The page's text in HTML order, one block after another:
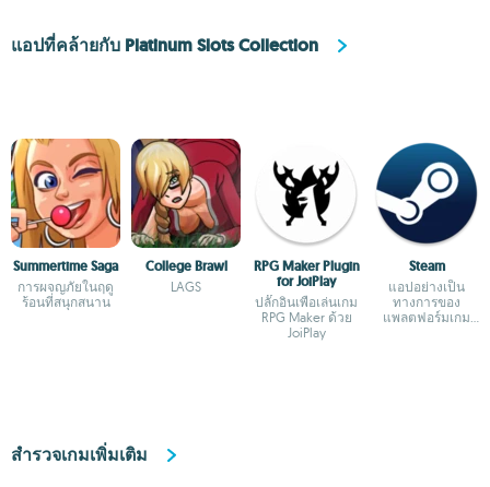
แอปที่คล้ายกับ Platinum Slots Collection
Summertime Saga
การผจญภัยในฤดู
ร้อนที่สนุกสนาน
College Brawl
LAGS
RPG Maker Plugin
for JoiPlay
ปลั๊กอินเพื่อเล่นเกม
RPG Maker ด้วย
JoiPlay
Steam
แอปอย่างเป็น
ทางการของ
แพลตฟอร์มเกม
สำรวจเกมเพิ่มเติม